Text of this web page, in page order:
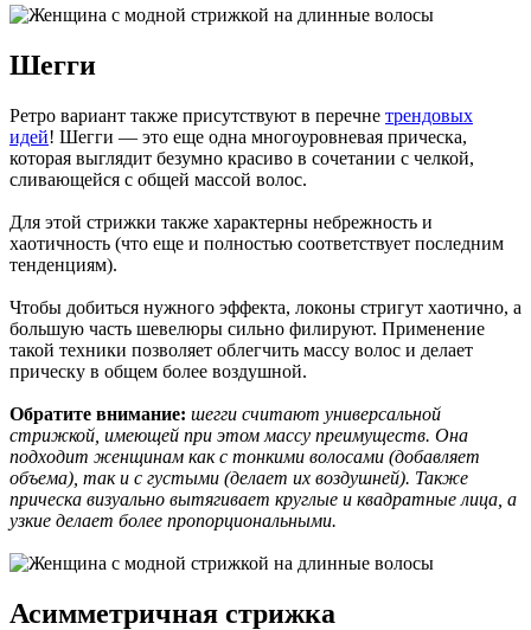
Шегги
Ретро вариант также присутствуют в перечне трендовых
идей! Шегги — это еще одна многоуровневая прическа,
которая выглядит безумно красиво в сочетании с челкой,
сливающейся с общей массой волос.
Для этой стрижки также характерны небрежность и
хаотичность (что еще и полностью соответствует последним
тенденциям).
Чтобы добиться нужного эффекта, локоны стригут хаотично, а
большую часть шевелюры сильно филируют. Применение
такой техники позволяет облегчить массу волос и делает
прическу в общем более воздушной.
Обратите внимание: шегги считают универсальной
стрижкой, имеющей при этом массу преимуществ. Она
подходит женщинам как с тонкими волосами (добавляет
объема), так и с густыми (делает их воздушней). Также
прическа визуально вытягивает круглые и квадратные лица, а
узкие делает более пропорциональными.
Асимметричная стрижка